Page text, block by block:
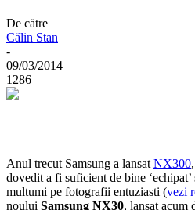
De către
Călin Stan
-
09/03/2014
1286
Anul trecut Samsung a lansat NX300
dovedit a fi suficient de bine
multumi pe fotografii entuziasti (vezi
noului Samsung NX30, lansat acum